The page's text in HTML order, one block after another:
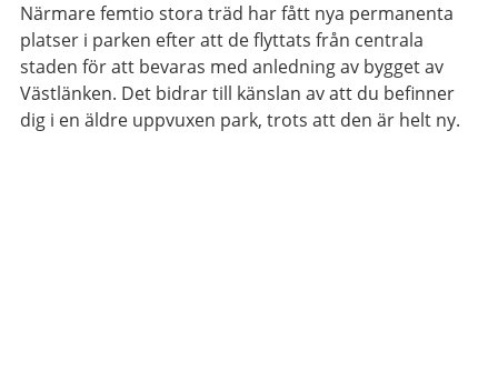
Närmare femtio stora träd har fått nya permanenta
platser i parken efter att de flyttats från centrala
staden för att bevaras med anledning av bygget av
Västlänken. Det bidrar till känslan av att du befinner
dig i en äldre uppvuxen park, trots att den är helt ny.